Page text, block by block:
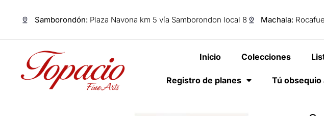
Samborondón: Plaza Navona km 5 vía Samborondon local 8 Machala:
Inicio Colecciones
Registro de planes Tú obsequio